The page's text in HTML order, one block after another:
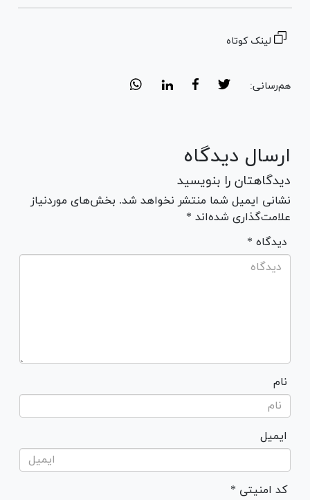
لینک کوتاه
هم‌رسانی:
ارسال دیدگاه
دیدگاهتان را بنویسید
نشانی ایمیل شما منتشر نخواهد شد. بخش‌های موردنیاز
علامت‌گذاری شده‌اند *
* دیدگاه
نام
ایمیل
* کد امنیتی